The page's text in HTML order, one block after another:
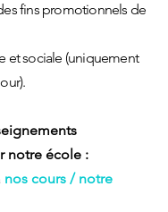
fins promotionnels de
et sociale (uniquement
notre école :
nos cours / notre